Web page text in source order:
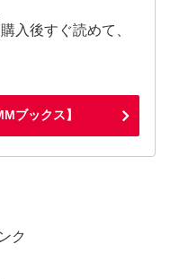
入後すぐ読めて、
ブックス】
ク